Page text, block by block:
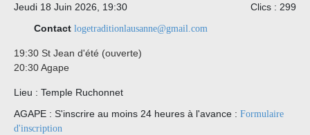
Jeudi 18 Juin 2026, 19:30 Clics: 299
Contact logetraditionlausanne@gmail.com
19:30 St Jean d'été (ouverte)
20:30 Agape
Lieu : Temple Ruchonnet
AGAPE : S'inscrire au moins 24 heures à l'avance : Formulaire
d'inscription